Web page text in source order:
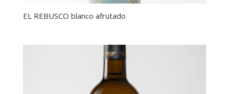
EL REBUSCO blanco afrutado